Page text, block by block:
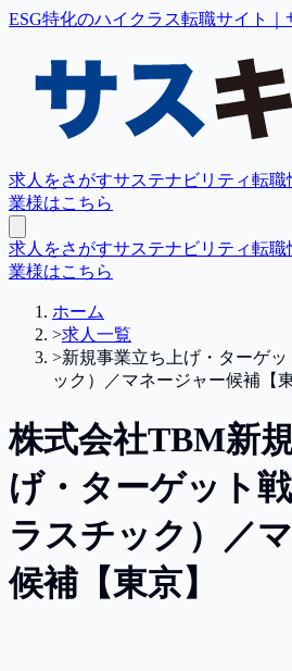
ESG特化のハイクラス転職サイト｜
求人をさがすサステナビリティ転職
業様はこちら
求人をさがすサステナビリティ転職
業様はこちら
ホーム
>求人一覧
>新規事業立ち上げ・ターゲ
ック）／マネージャー候補【東
株式会社TBM新
げ・ターゲット
ラスチック）／
候補【東京】